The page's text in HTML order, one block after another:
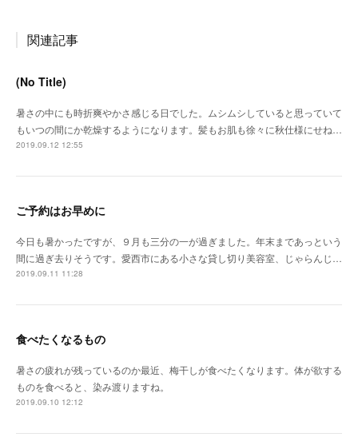
関連記事
(No Title)
暑さの中にも時折爽やかさ感じる日でした。ムシムシしていると思っていて
もいつの間にか乾燥するようになります。髪もお肌も徐々に秋仕様にせね…
2019.09.12 12:55
ご予約はお早めに
今日も暑かったですが、９月も三分の一が過ぎました。年末まであっという
間に過ぎ去りそうです。愛西市にある小さな貸し切り美容室、じゃらんじ…
2019.09.11 11:28
食べたくなるもの
暑さの疲れが残っているのか最近、梅干しが食べたくなります。体が欲する
ものを食べると、染み渡りますね。
2019.09.10 12:12